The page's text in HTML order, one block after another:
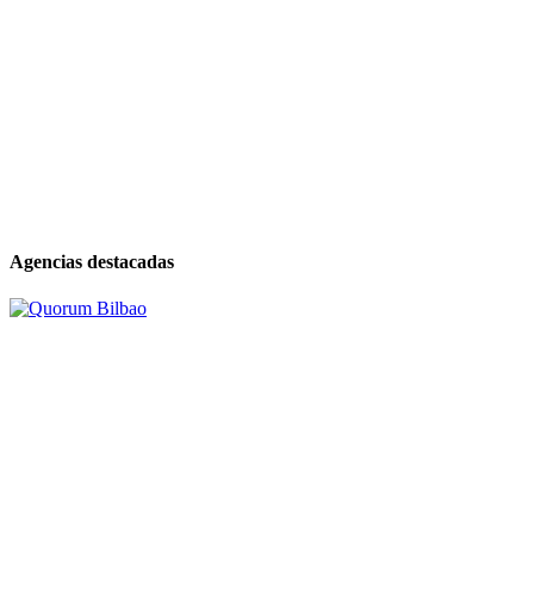
Agencias destacadas